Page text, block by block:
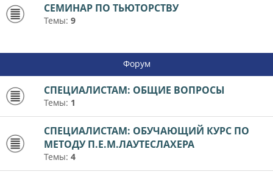
СЕМИНАР ПО ТЬЮТОРСТВУ
Темы: 9
Форум
СПЕЦИАЛИСТАМ: ОБЩИЕ ВОПРОСЫ
Темы: 1
СПЕЦИАЛИСТАМ: ОБУЧАЮЩИЙ КУРС ПО
МЕТОДУ П.Е.М.ЛАУТЕСЛАХЕРА
Темы: 4